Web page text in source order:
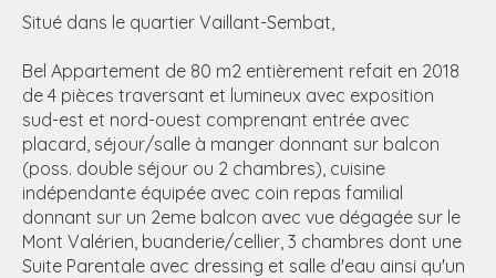
Situé dans le quartier Vaillant-Sembat,
Bel Appartement de 80 m2 entièrement refait en 2018
de 4 pièces traversant et lumineux avec exposition
sud-est et nord-ouest comprenant entrée avec
placard, séjour/salle à manger donnant sur balcon
(poss. double séjour ou 2 chambres), cuisine
indépendante équipée avec coin repas familial
donnant sur un 2eme balcon avec vue dégagée sur le
Mont Valérien, buanderie/cellier, 3 chambres dont une
Suite Parentale avec dressing et salle d'eau ainsi qu'un